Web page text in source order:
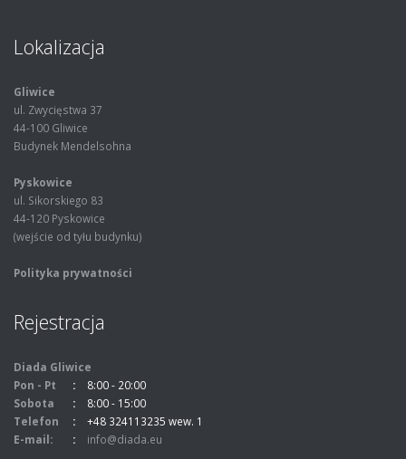
Lokalizacja
Gliwice
ul. Zwycięstwa 37
44-100 Gliwice
Budynek Mendelsohna
Pyskowice
ul. Sikorskiego 83
44-120 Pyskowice
(wejście od tyłu budynku)
Polityka prywatności
Rejestracja
Diada Gliwice
Pon - Pt
8:00 - 20:00
Sobota
8:00 - 15:00
Telefon
+48 324113235 wew. 1
E-mail:
info@diada.eu